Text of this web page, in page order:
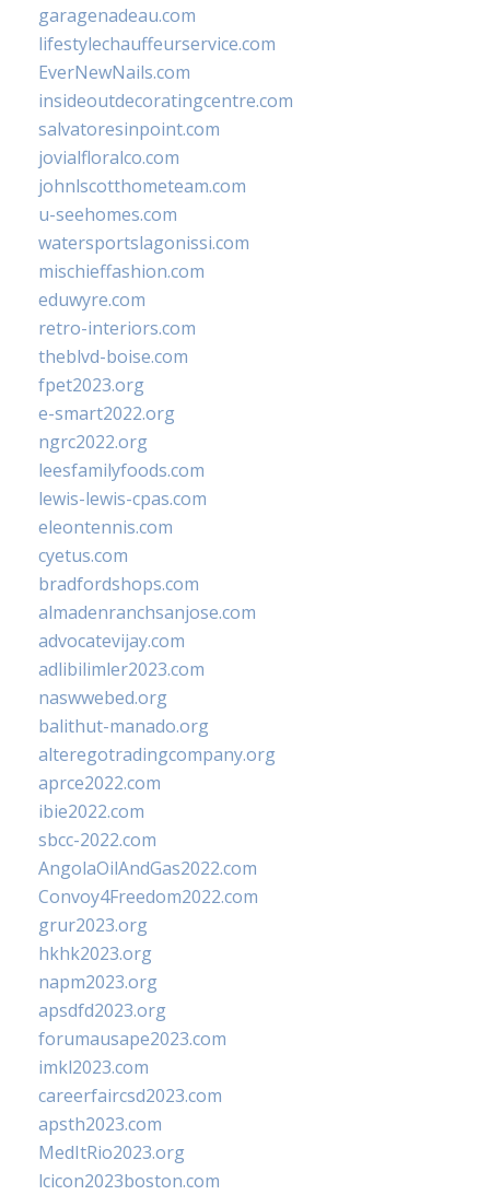
garagenadeau.com
lifestylechauffeurservice.com
EverNewNails.com
insideoutdecoratingcentre.com
salvatoresinpoint.com
jovialfloralco.com
johnlscotthometeam.com
u-seehomes.com
watersportslagonissi.com
mischieffashion.com
eduwyre.com
retro-interiors.com
theblvd-boise.com
fpet2023.org
e-smart2022.org
ngrc2022.org
leesfamilyfoods.com
lewis-lewis-cpas.com
eleontennis.com
cyetus.com
bradfordshops.com
almadenranchsanjose.com
advocatevijay.com
adlibilimler2023.com
naswwebed.org
balithut-manado.org
alteregotradingcompany.org
aprce2022.com
ibie2022.com
sbcc-2022.com
AngolaOilAndGas2022.com
Convoy4Freedom2022.com
grur2023.org
hkhk2023.org
napm2023.org
apsdfd2023.org
forumausape2023.com
imkl2023.com
careerfaircsd2023.com
apsth2023.com
MedItRio2023.org
lcicon2023boston.com